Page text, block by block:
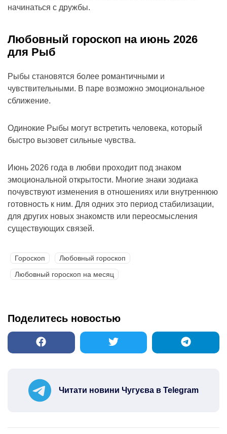
начинаться с дружбы.
Любовный гороскоп на июнь 2026
для Рыб
Рыбы становятся более романтичными и
чувствительными. В паре возможно эмоциональное
сближение.
Одинокие Рыбы могут встретить человека, который
быстро вызовет сильные чувства.
Июнь 2026 года в любви проходит под знаком
эмоциональной открытости. Многие знаки зодиака
почувствуют изменения в отношениях или внутреннюю
готовность к ним. Для одних это период стабилизации,
для других новых знакомств или переосмысления
существующих связей.
Гороскоп
Любовный гороскоп
Любовный гороскоп на месяц
Поделитесь новостью
Читати новини Чугуєва в Telegram